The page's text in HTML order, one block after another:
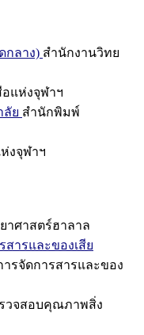
กลาง) สำนักงานวิทย
แห่งจุฬาฯ
ลัย สำนักพิมพ์
งจุฬาฯ
าศาสตร์ฮาลาล
สารและของเสีย
รจัดการสารและของ
วจสอบคุณภาพสิ่ง